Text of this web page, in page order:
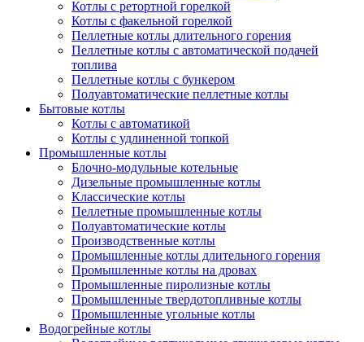
Котлы с ретортной горелкой
Котлы с факельной горелкой
Пеллетные котлы длительного горения
Пеллетные котлы с автоматической подачей
топлива
Пеллетные котлы с бункером
Полуавтоматические пеллетные котлы
Бытовые котлы
Котлы с автоматикой
Котлы с удлиненной топкой
Промышленные котлы
Блочно-модульные котельные
Дизельные промышленные котлы
Классические котлы
Пеллетные промышленные котлы
Полуавтоматические котлы
Производственные котлы
Промышленные котлы длительного горения
Промышленные котлы на дровах
Промышленные пиролизные котлы
Промышленные твердотопливные котлы
Промышленные угольные котлы
Водогрейные котлы